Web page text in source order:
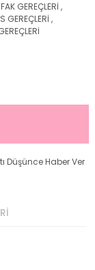
GEREÇLERİ ,
GEREÇLERİ ,
Düşünce Haber Ver